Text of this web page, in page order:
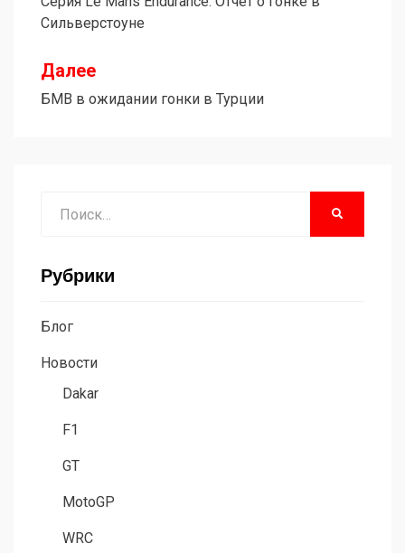
по
записям
Сильверстоуне
Далее
БМВ в ожидании гонки в Турции
Рубрики
Блог
Новости
Dakar
F1
GT
MotoGP
WRC